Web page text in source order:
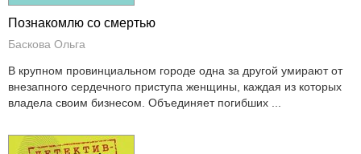
Познакомлю со смертью
Баскова Ольга
В крупном провинциальном городе одна за другой умирают от
внезапного сердечного приступа женщины, каждая из которых
владела своим бизнесом. Объединяет погибших ...